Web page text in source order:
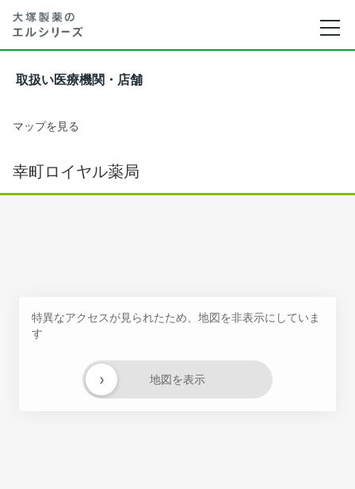
取扱い医療機関・店舗
マップを見る
幸町ロイヤル薬局
特異なアクセスが見られたため、地図を非表示にしていま
す
地図を表示
›